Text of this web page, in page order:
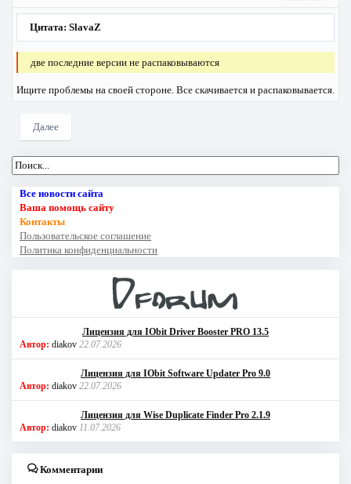
Цитата: SlavaZ
две последние версии не распаковываются
Ищите проблемы на своей стороне. Все скачивается и распаковывается.
Далее
Все новости сайта
Ваша помощь сайту
Контакты
Пользовательское соглашение
Политика конфиденциальности
Лицензия для IObit Driver Booster PRO 13.5
Автор: diakov 22.07.2026
Лицензия для IObit Software Updater Pro 9.0
Автор: diakov 22.07.2026
Лицензия для Wise Duplicate Finder Pro 2.1.9
Автор: diakov 11.07.2026
Комментарии